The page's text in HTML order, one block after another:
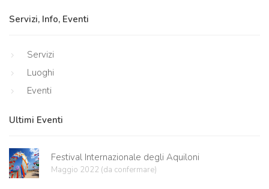
Servizi, Info, Eventi
Servizi
Luoghi
Eventi
Ultimi Eventi
Festival Internazionale degli Aquiloni
Maggio 2022 (da confermare)